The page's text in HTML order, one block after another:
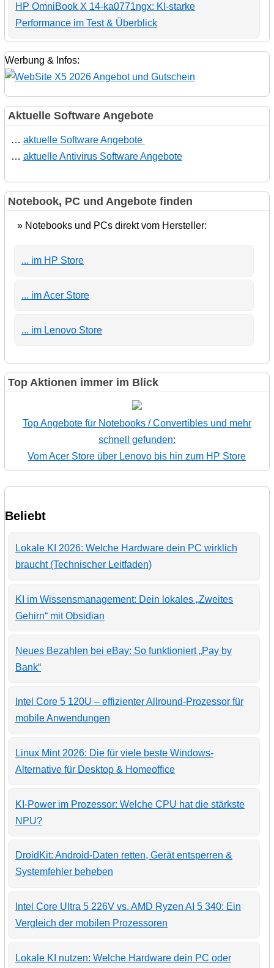
HP OmniBook X 14-ka0771ngx: KI-starke
Performance im Test & Überblick
Werbung & Infos:
Aktuelle Software Angebote
… aktuelle Software Angebote
… aktuelle Antivirus Software Angebote
Notebook, PC und Angebote finden
» Notebooks und PCs direkt vom Hersteller:
... im HP Store
... im Acer Store
... im Lenovo Store
Top Aktionen immer im Blick
Top Angebote für Notebooks / Convertibles und mehr
schnell gefunden:
Vom Acer Store über Lenovo bis hin zum HP Store
Beliebt
Lokale KI 2026: Welche Hardware dein PC wirklich
braucht (Technischer Leitfaden)
KI im Wissensmanagement: Dein lokales „Zweites
Gehirn“ mit Obsidian
Neues Bezahlen bei eBay: So funktioniert „Pay by
Bank“
Intel Core 5 120U – effizienter Allround-Prozessor für
mobile Anwendungen
Linux Mint 2026: Die für viele beste Windows-
Alternative für Desktop & Homeoffice
KI-Power im Prozessor: Welche CPU hat die stärkste
NPU?
DroidKit: Android-Daten retten, Gerät entsperren &
Systemfehler beheben
Intel Core Ultra 5 226V vs. AMD Ryzen AI 5 340: Ein
Vergleich der mobilen Prozessoren
Lokale KI nutzen: Welche Hardware dein PC oder